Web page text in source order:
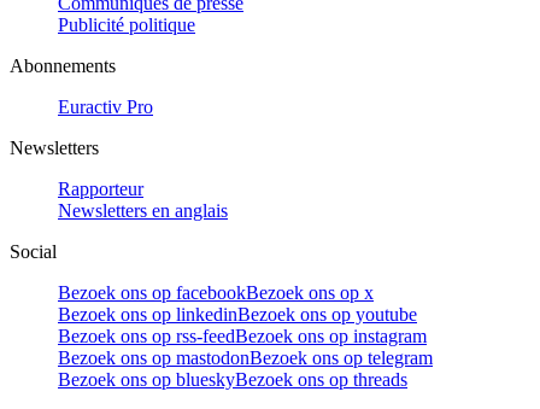
Publicité politique
Abonnements
Euractiv Pro
Newsletters
Rapporteur
Newsletters en anglais
Social
Bezoek ons op facebookBezoek ons op x
Bezoek ons op linkedinBezoek ons op youtube
Bezoek ons op rss-feedBezoek ons op instagram
Bezoek ons op mastodonBezoek ons op telegram
Bezoek ons op blueskyBezoek ons op threads